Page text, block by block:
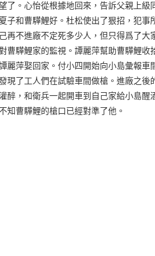
了。心怡從根據地回來，告訴父親上級
子和曹驊鯉好。杜松使出了狠招，犯事
再不進廠不定死多少人，但只得爲了大
曹驊鯉家的監視。譚麗萍幫助曹驊鯉收
麗萍娶回家。付小四開始向小島彙報車
現了工人們在試驗車間做槍。進廠之後
醉，和衛兵一起開車到自己家給小島醒
知曹驊鯉的槍口已經對準了他。